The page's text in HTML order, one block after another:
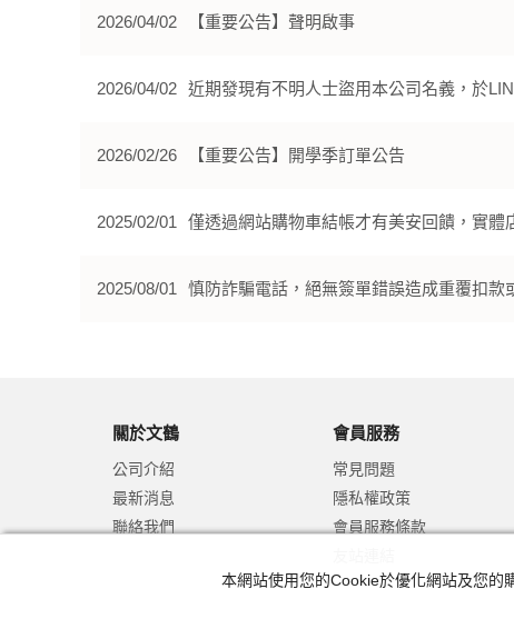
2026/04/02 【重要公告】聲明啟事
2026/04/02 近期發現有不明人士盜用本公司名義，於
2026/02/26 【重要公告】開學季訂單公告
2025/02/01 僅透過網站購物車結帳才有美安回饋，實體
2025/08/01 慎防詐騙電話，絕無簽單錯誤造成重覆扣款
關於文鶴
公司介紹
最新消息
聯絡我們
會員服務
常見問題
隱私權政策
會員服務條款
本網站使用您的Cookie於優化網站及您的